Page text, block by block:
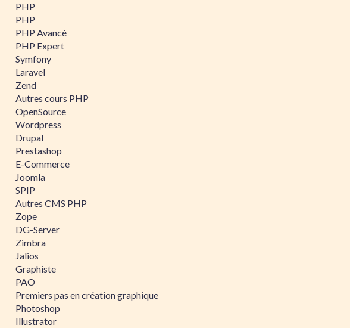
PHP
PHP
PHP Avancé
PHP Expert
Symfony
Laravel
Zend
Autres cours PHP
OpenSource
Wordpress
Drupal
Prestashop
E-Commerce
Joomla
SPIP
Autres CMS PHP
Zope
DG-Server
Zimbra
Jalios
Graphiste
PAO
Premiers pas en création graphique
Photoshop
Illustrator